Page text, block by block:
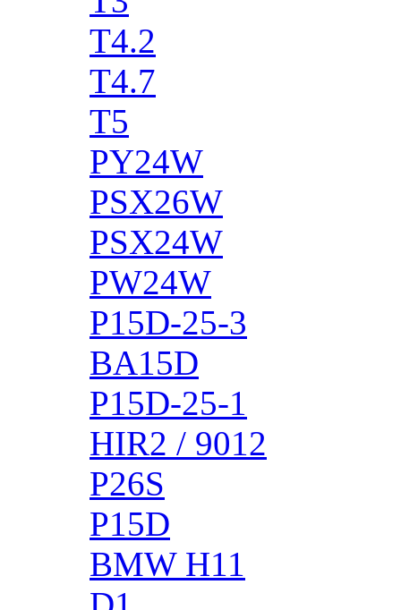
T4.2
T4.7
T5
PY24W
PSX26W
PSX24W
PW24W
P15D-25-3
BA15D
P15D-25-1
HIR2 / 9012
P26S
P15D
BMW H11